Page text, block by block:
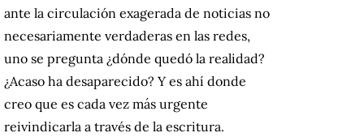
ante la circulación exagerada de noticias no
necesariamente verdaderas en las redes,
uno se pregunta ¿dónde quedó la realidad?
¿Acaso ha desaparecido? Y es ahí donde
creo que es cada vez más urgente
reivindicarla a través de la escritura.